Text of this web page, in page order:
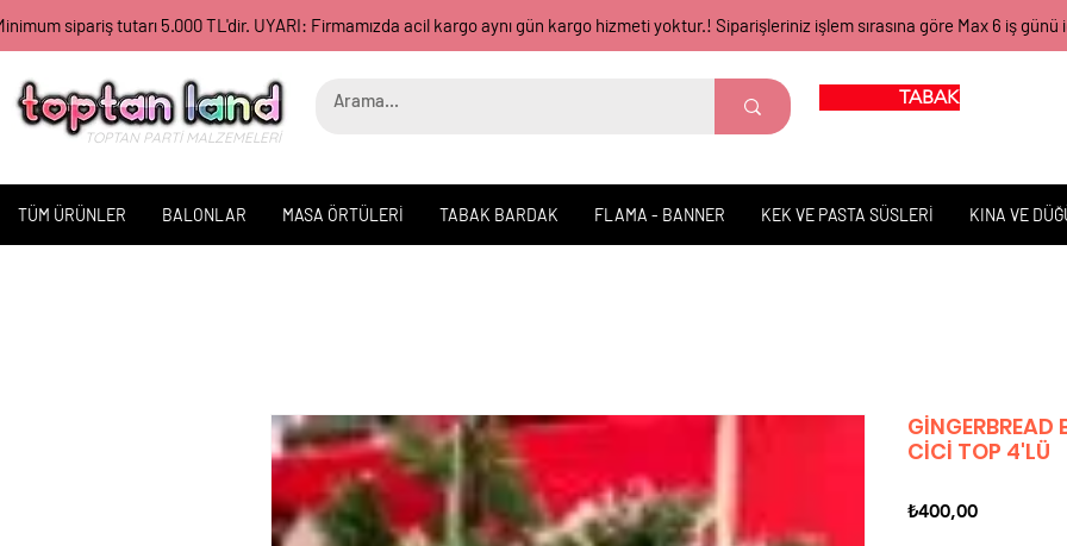
sipariş tutarı 5.000 TL'dir. UYARI: Firmamızda acil kargo aynı gün kargo hizmeti yoktur.! Siparişleriniz işlem sırasına göre Max 6 iş
TOPTAN PARTİ MALZEMELERİ
TABAK BARDAK
TÜM ÜRÜNLER BALONLAR MASA ÖRTÜLERİ TABAK BARDAK FLAMA - BANNER KEK VE PASTA SÜSLERİ KINA VE
GİNGERBREAD
CİCİ TOP 4'LÜ
₺400,00Fiyat